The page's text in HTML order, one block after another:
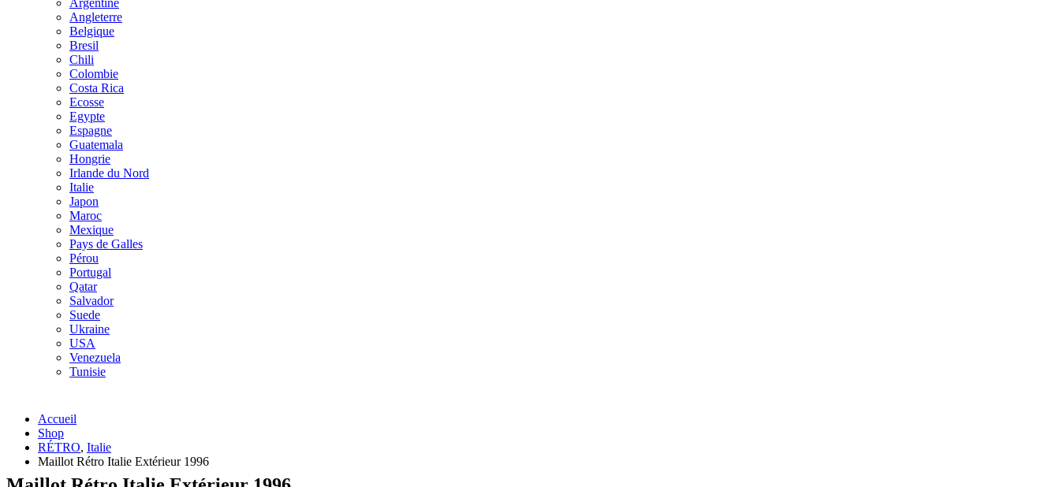
Argentine
Angleterre
Belgique
Bresil
Chili
Colombie
Costa Rica
Ecosse
Egypte
Espagne
Guatemala
Hongrie
Irlande du Nord
Italie
Japon
Maroc
Mexique
Pays de Galles
Pérou
Portugal
Qatar
Salvador
Suede
Ukraine
USA
Venezuela
Tunisie
Accueil
Shop
RÉTRO, Italie
Maillot Rétro Italie Extérieur 1996